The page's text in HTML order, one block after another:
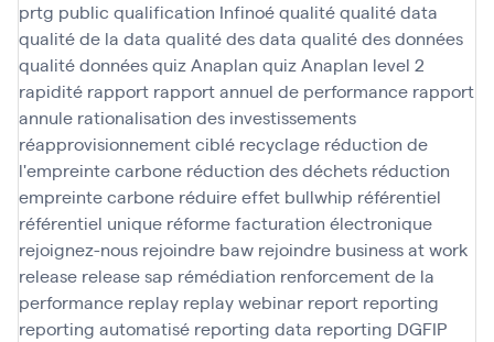
prtg public qualification Infinoéqualitéqualité data
qualité de la data qualité des data qualité des données
qualité donnéesquiz Anaplan quiz Anaplan level 2
rapidité rapport rapport annuel de performance rapport
annule rationalisation des investissements
réapprovisionnement ciblé recyclage réduction de
l'empreinte carbone réduction des déchets réduction
empreinte carbone réduire effet bullwhip référentiel
référentiel unique réforme facturation électronique
rejoignez-nous rejoindre baw rejoindre business at work
release release sap rémédiation renforcement de la
performance replay replay webinar report reporting
reporting automatisé reporting data reporting DGFIP